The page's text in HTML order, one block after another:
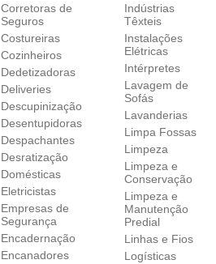
Corretoras de
Seguros
Costureiras
Cozinheiros
Dedetizadoras
Deliveries
Descupinização
Desentupidoras
Despachantes
Desratização
Domésticas
Eletricistas
Empresas de
Segurança
Encadernação
Encanadores
Indústrias
Têxteis
Instalações
Elétricas
Intérpretes
Lavagem de
Sofás
Lavanderias
Limpa Fossas
Limpeza
Limpeza e
Conservação
Limpeza e
Manutenção
Predial
Linhas e Fios
Logísticas